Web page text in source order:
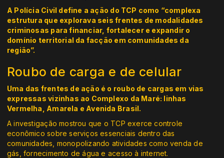
A Polícia Civil define a ação do TCP como “complexa
estrutura que explorava seis frentes de modalidades
criminosas para financiar, fortalecer e expandir o
domínio territorial da facção em comunidades da
região”.
Roubo de carga e de celular
Uma das frentes de ação é o roubo de cargas em vias
expressas vizinhas ao Complexo da Maré: linhas
Vermelha, Amarela e Avenida Brasil.
A investigação mostrou que o TCP exerce controle
econômico sobre serviços essenciais dentro das
comunidades, monopolizando atividades como venda de
gás, fornecimento de água e acesso à internet.